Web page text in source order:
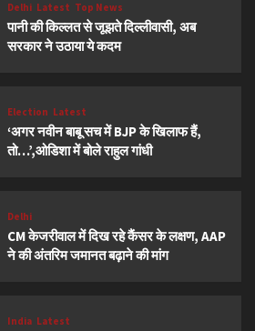
Delhi Latest Top News
पानी की किल्लत से जूझते दिल्लीवासी, अब
सरकार ने उठाया ये कदम
Election Latest
‘अगर नवीन बाबू सच में BJP के खिलाफ हैं,
तो…’,ओडिशा में बोले राहुल गांधी
Delhi
CM केजरीवाल में दिख रहे कैंसर के लक्षण, AAP
ने की अंतरिम जमानत बढ़ाने की मांग
India Latest